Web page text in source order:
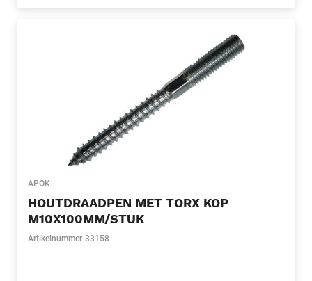
APOK
HOUTDRAADPEN MET TORX KOP
M10X100MM/STUK
Artikelnummer 33158